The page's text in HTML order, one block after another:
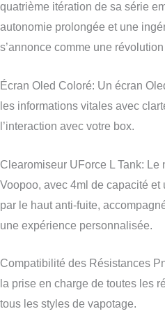
quatrième itération de sa série
autonomie prolongée et une
s’annonce comme une
Écran Oled Coloré: Un écran
les informations vitales avec
l’interaction avec votre box.
Clearomiseur UForce L Tank:
Voopoo, avec 4ml de capacité
par le haut anti-fuite,
une expérience personnalisée.
Compatibilité des Résistances
la prise en charge de toutes les
tous les styles de vapotage.